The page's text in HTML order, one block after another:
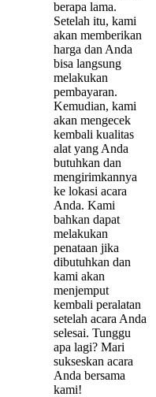
berapa lama.
Setelah itu, kami
akan memberikan
harga dan Anda
bisa langsung
melakukan
pembayaran.
Kemudian, kami
akan mengecek
kembali kualitas
alat yang Anda
butuhkan dan
mengirimkannya
ke lokasi acara
Anda. Kami
bahkan dapat
melakukan
penataan jika
dibutuhkan dan
kami akan
menjemput
kembali peralatan
setelah acara Anda
selesai. Tunggu
apa lagi? Mari
sukseskan acara
Anda bersama
kami!